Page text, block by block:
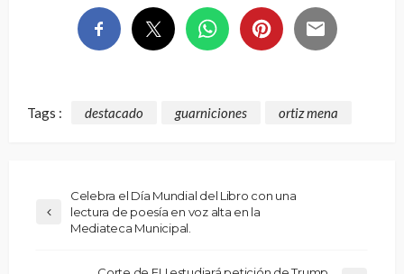
Tags : destacado guarniciones ortiz mena
Celebra el Día Mundial del Libro con una
lectura de poesía en voz alta en la
Mediateca Municipal.